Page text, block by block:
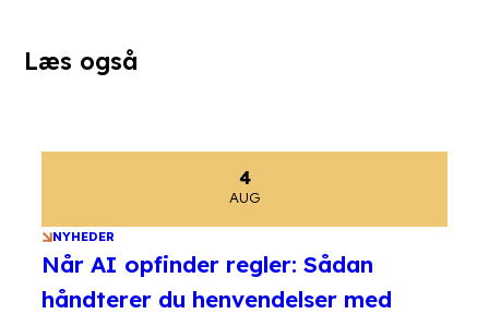
Læs også
4
AUG
NYHEDER
Når AI opfinder regler: Sådan
håndterer du henvendelser med